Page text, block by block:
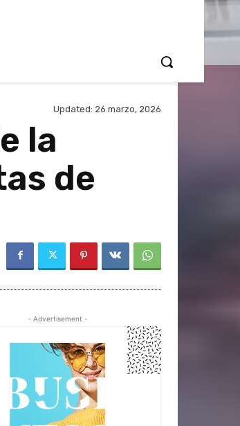
Updated: 26 marzo, 2026
la
de
- Advertisement -